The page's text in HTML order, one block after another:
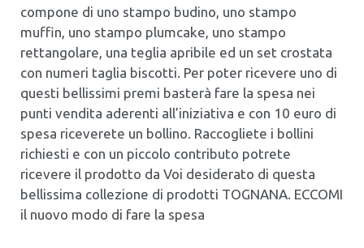
compone di uno stampo budino, uno stampo
muffin, uno stampo plumcake, uno stampo
rettangolare, una teglia apribile ed un set crostata
con numeri taglia biscotti. Per poter ricevere uno di
questi bellissimi premi basterà fare la spesa nei
punti vendita aderenti all’iniziativa e con 10 euro di
spesa riceverete un bollino. Raccogliete i bollini
richiesti e con un piccolo contributo potrete
ricevere il prodotto da Voi desiderato di questa
bellissima collezione di prodotti TOGNANA. ECCOMI
il nuovo modo di fare la spesa